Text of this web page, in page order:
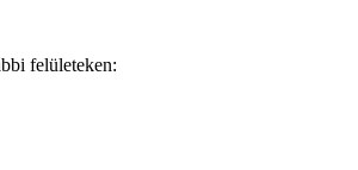
felületeken: